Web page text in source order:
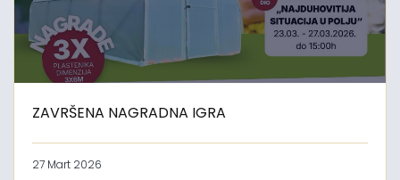
ZAVRŠENA NAGRADNA IGRA
27 Mart 2026